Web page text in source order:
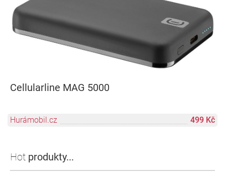
Cellularline MAG 5000
Hurámobil.cz 499 Kč
Hot produkty...